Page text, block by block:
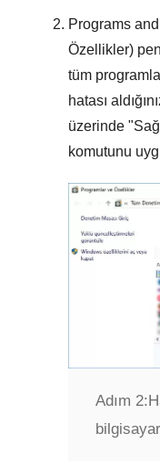
Programs
Özellikler)
tüm
hatası
üzerinde "
komutunu
Adım 2: